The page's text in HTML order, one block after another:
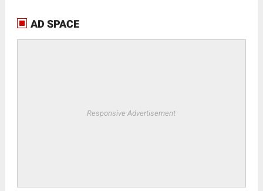
AD SPACE
Responsive Advertisement